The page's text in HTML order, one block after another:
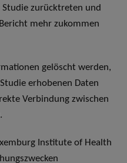
zurücktreten und
mehr zukommen
gelöscht werden,
erhobenen Daten
Verbindung zwischen
Institute of Health